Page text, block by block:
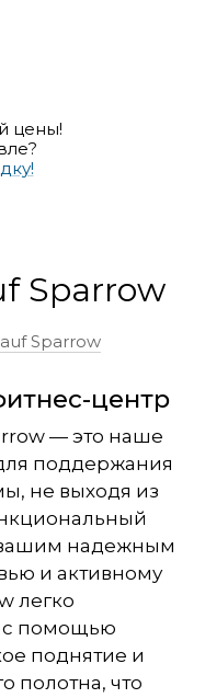
цены!
Sparrow
Sparrow
центр
— это наше
поддержания
не выходя из
вашим надежным
и активному
легко
с помощью
поднятие и
полотна, что